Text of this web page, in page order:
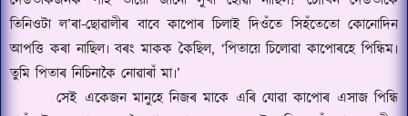
তিনিওটা ল’ৰা-ছোৱালীৰ বাবে কাপোৰ চিলাই দিওঁতে সিহঁতেতো কোনোদিন
আপত্তি কৰা নাছিল৷ বৰং মাকক কৈছিল, ‘পিতায়ে চিলোৱা কাপোৰহে পিন্ধিম৷
তুমি পিতাৰ নিচিনাকৈ নোৱাৰাঁ মা৷’
সেই একেজন মানুহে নিজৰ মাকে এৰি যোৱা কাপোৰ এসাজ পিন্ধি